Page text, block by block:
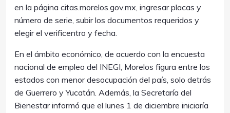
en la página citas.morelos.gov.mx, ingresar placas y
número de serie, subir los documentos requeridos y
elegir el verificentro y fecha.
En el ámbito económico, de acuerdo con la encuesta
nacional de empleo del INEGI, Morelos figura entre los
estados con menor desocupación del país, solo detrás
de Guerrero y Yucatán. Además, la Secretaría del
Bienestar informó que el lunes 1 de diciembre iniciaría